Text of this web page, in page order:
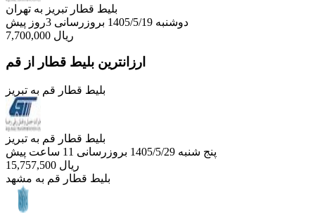
بلیط قطار تبریز به تهران
دوشنبه 1405/5/19
بروزرسانی 3روز پیش
7,700,000 ریال
ارزانترین بلیط قطار از قم
بلیط قطار قم به تبریز
بلیط قطار قم به تبریز
پنج شنبه 1405/5/29
بروزرسانی 11 ساعت پیش
15,757,500 ریال
بلیط قطار قم به مشهد